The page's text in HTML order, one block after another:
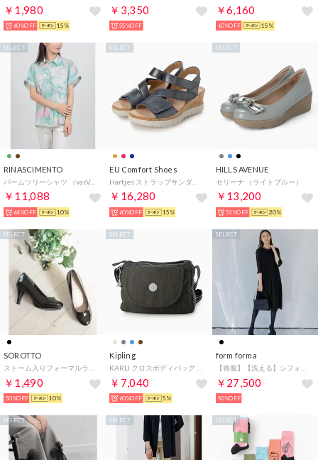
￥1,980
60%OFF 15%
￥3,350
55%OFF
￥6,160
60%OFF 15%
RINASCIMENTO
パームツリーシャツ （var.Verde Acqua）
￥11,088
SELECT
64%OFF 10%
EU Comfort Shoes
￥16,280
SELECT
60%OFF 15%
HILLS AVENUE
セリーナ （ライトブルー）
￥13,200
SELECT
53%OFF 20%
SOROTTO
￥1,490
SELECT
50%OFF 10%
Kipling
￥7,040
SELECT
60%OFF 5%
form forma
￥27,500
SELECT
50%OFF
SELECT SELECT SELECT